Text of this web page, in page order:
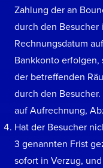
Zahlung der an
durch den Besucher
Rechnungsdatum
Bankkonto erfolgen,
der betreffenden
durch den
auf Aufrechnung,
Hat der Besucher
3 genannten Frist
sofort in Verzug,